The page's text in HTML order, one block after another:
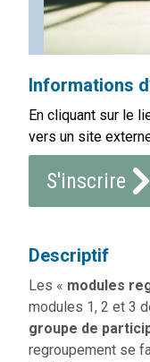
Informations
En cliquant sur le
vers un site
S'inscrire
Descriptif
Les « modules
modules 1, 2 et 3
groupe de
regroupement se